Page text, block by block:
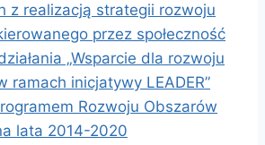
z realizacją strategii rozwoju
przez społeczność
„Wsparcie dla rozwoju
ramach inicjatywy LEADER”
Rozwoju Obszarów
lata 2014-2020